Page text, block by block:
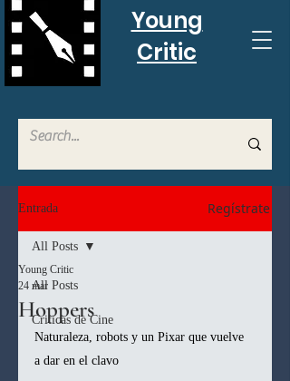
Young
Critic
Entrada Regístrate
All Posts
Criticas de Cine
All Posts
Hoppers
Young Critic
24 mar
Naturaleza, robots y un Pixar que vuelve
a dar en el clavo